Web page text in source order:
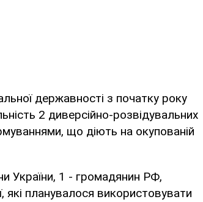
державності з початку року
2 диверсійно-розвідувальних
що діють на окупованій
України, 1 - громадянин РФ,
які планувалося використовувати